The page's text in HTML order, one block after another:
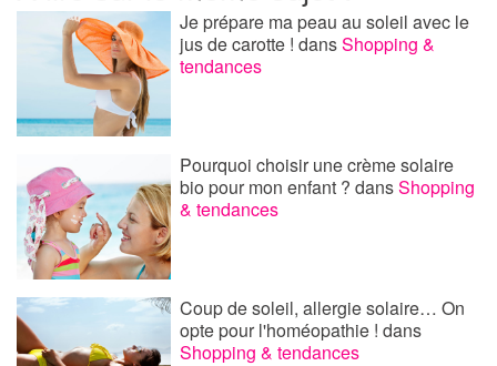
Je prépare ma peau au soleil avec le
jus de carotte !dansShopping &
tendances
Pourquoi choisir une crème solaire
bio pour mon enfant ?dansShopping
& tendances
Coup de soleil, allergie solaire… On
opte pour l'homéopathie !dans
Shopping & tendances